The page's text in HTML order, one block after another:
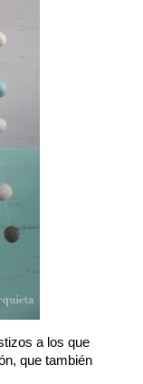
a los que
que también